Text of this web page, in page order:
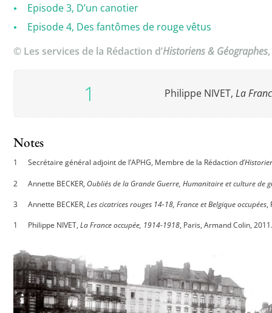
Episode 3, D’un canotier
Episode 4, Des fantômes de rouge vêtus
© Les services de la Rédaction d’Historiens & Géographes
Philippe NIVET,La
Notes
Secrétaire général adjoint de l’APHG, Membre de la Rédaction d’
Annette BECKER, Oubliés de la Grande Guerre, Humanitaire et culture de
Annette BECKER,Les cicatrices rouges 14-18, France et Belgique occupées,
Philippe NIVET,La France occupée, 1914-1918, Paris, Armand Colin,